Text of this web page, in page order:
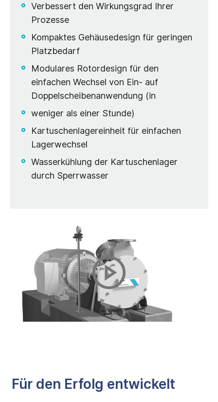
Verbessert den Wirkungsgrad Ihrer
Prozesse
Kompaktes Gehäusedesign für geringen
Platzbedarf
Modulares Rotordesign für den
einfachen Wechsel von Ein- auf
Doppelscheibenanwendung (in
weniger als einer Stunde)
Kartuschenlagereinheit für einfachen
Lagerwechsel
Wasserkühlung der Kartuschenlager
durch Sperrwasser
Für den Erfolg entwickelt